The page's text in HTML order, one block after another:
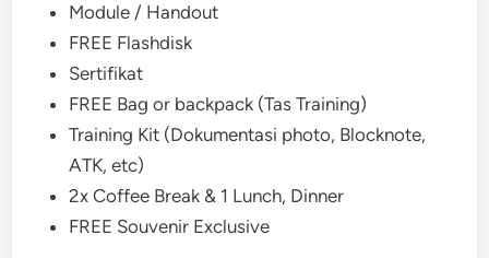
Module / Handout
FREE Flashdisk
Sertifikat
FREE Bag or backpack (Tas Training)
Training Kit (Dokumentasi photo, Blocknote,
ATK, etc)
2x Coffee Break & 1 Lunch, Dinner
FREE Souvenir Exclusive